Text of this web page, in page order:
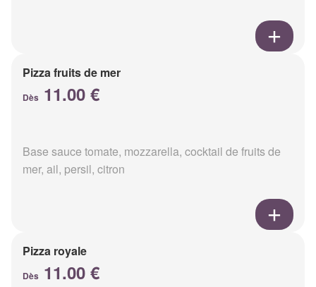
Pizza fruits de mer
Dès 11.00 €
Base sauce tomate, mozzarella, cocktail de fruits de
mer, ail, persil, citron
Pizza royale
Dès 11.00 €